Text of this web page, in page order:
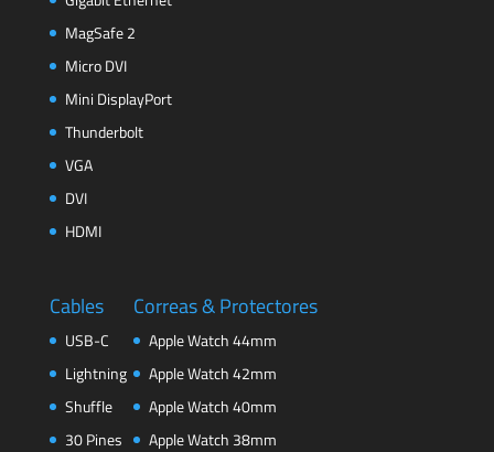
MagSafe 2
Micro DVI
Mini DisplayPort
Thunderbolt
VGA
DVI
HDMI
Cables
USB-C
Lightning
Shuffle
30 Pines
Correas & Protectores
Apple Watch 44mm
Apple Watch 42mm
Apple Watch 40mm
Apple Watch 38mm